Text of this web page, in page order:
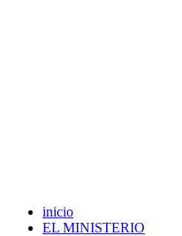
inicio
EL MINISTERIO